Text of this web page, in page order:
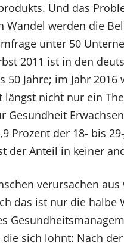
Und das
werden die
unter 50
2011 ist in den
Jahre; im Jahr
längst nicht nur ein
Gesundheit
Prozent der 18- bis
der Anteil in keiner
verursachen
das ist nur die halbe
sich lohnt: Nach